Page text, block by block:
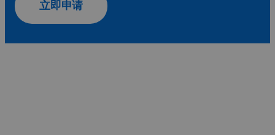
立即申请